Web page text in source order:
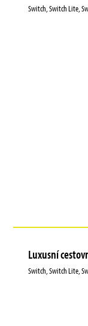
Switch, Switch Lite,
Luxusní
Switch, Switch Lite,